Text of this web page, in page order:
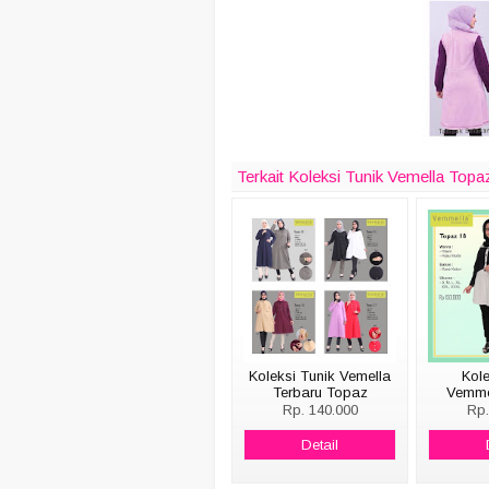
Terkait Koleksi Tunik Vemella
Koleksi Tunik Vemella
Terbaru Topaz
14,15,16,17
Rp. 140.000
Detail